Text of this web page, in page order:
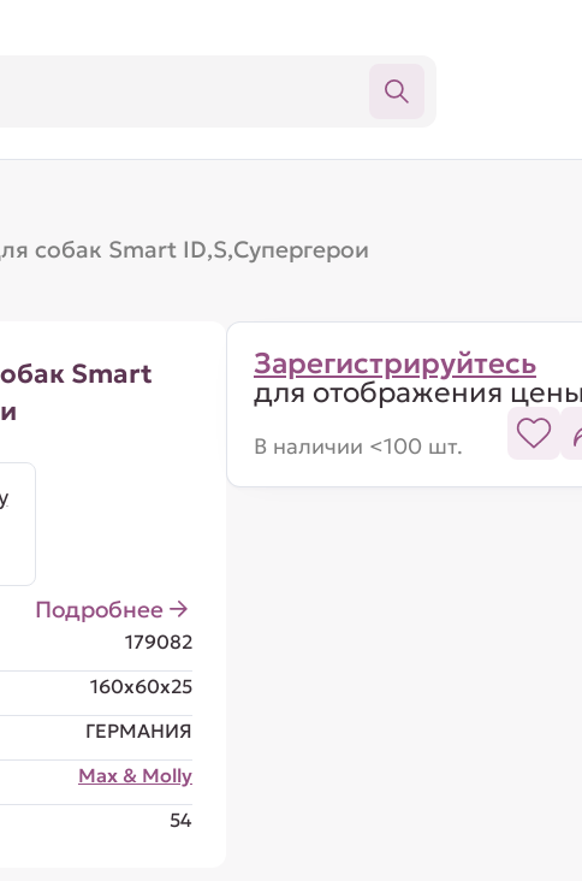
собак Smart ID,S,Супергерои
Smart
Подробнее
179082
160x60x25
ГЕРМАНИЯ
Max & Molly
54
Зарегистрируйтесь
для отображения
В наличии <100 шт.